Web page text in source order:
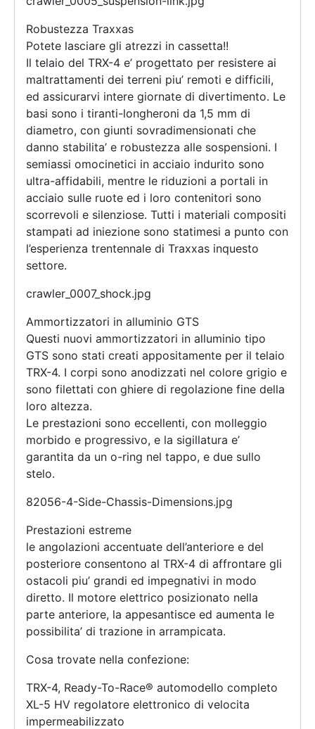
Robustezza Traxxas
Potete lasciare gli atrezzi in cassetta!!
Il telaio del TRX-4 e’ progettato per resistere ai
maltrattamenti dei terreni piu’ remoti e difficili,
ed assicurarvi intere giornate di divertimento. Le
basi sono i tiranti-longheroni da 1,5 mm di
diametro, con giunti sovradimensionati che
danno stabilita’ e robustezza alle sospensioni. I
semiassi omocinetici in acciaio indurito sono
ultra-affidabili, mentre le riduzioni a portali in
acciaio sulle ruote ed i loro contenitori sono
scorrevoli e silenziose. Tutti i materiali compositi
stampati ad iniezione sono statimesi a punto con
l’esperienza trentennale di Traxxas inquesto
settore.
crawler_0007_shock.jpg
Ammortizzatori in alluminio GTS
Questi nuovi ammortizzatori in alluminio tipo
GTS sono stati creati appositamente per il telaio
TRX-4. I corpi sono anodizzati nel colore grigio e
sono filettati con ghiere di regolazione fine della
loro altezza.
Le prestazioni sono eccellenti, con molleggio
morbido e progressivo, e la sigillatura e’
garantita da un o-ring nel tappo, e due sullo
stelo.
82056-4-Side-Chassis-Dimensions.jpg
Prestazioni estreme
le angolazioni accentuate dell’anteriore e del
posteriore consentono al TRX-4 di affrontare gli
ostacoli piu’ grandi ed impegnativi in modo
diretto. Il motore elettrico posizionato nella
parte anteriore, la appesantisce ed aumenta le
possibilita’ di trazione in arrampicata.
Cosa trovate nella confezione:
TRX-4, Ready-To-Race® automodello completo
XL-5 HV regolatore elettronico di velocita
impermeabilizzato